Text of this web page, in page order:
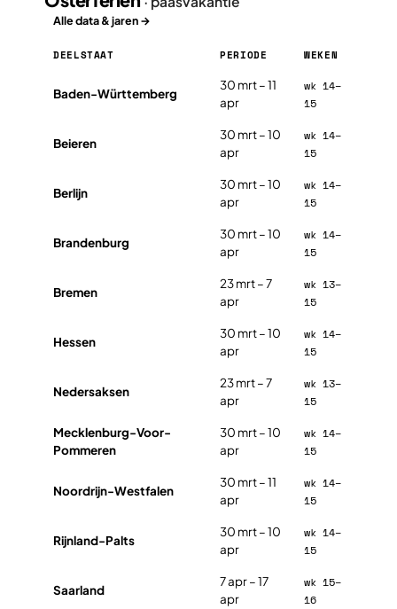
Alle data & jaren →
Osterferien in Duitsland 2026, per deelstaat
DEELSTAAT PERIODE WEKEN
Baden-Württemberg
30 mrt – 11
apr
wk 14–
15
Beieren
30 mrt – 10
apr
wk 14–
15
Berlijn
30 mrt – 10
apr
wk 14–
15
Brandenburg
30 mrt – 10
apr
wk 14–
15
Bremen
23 mrt – 7
apr
wk 13–
15
Hessen
30 mrt – 10
apr
wk 14–
15
Nedersaksen
23 mrt – 7
apr
wk 13–
15
Mecklenburg-Voor-
Pommeren
30 mrt – 10
apr
wk 14–
15
Noordrijn-Westfalen
30 mrt – 11
apr
wk 14–
15
Rijnland-Palts
30 mrt – 10
apr
wk 14–
15
Saarland
7 apr – 17
apr
wk 15–
16